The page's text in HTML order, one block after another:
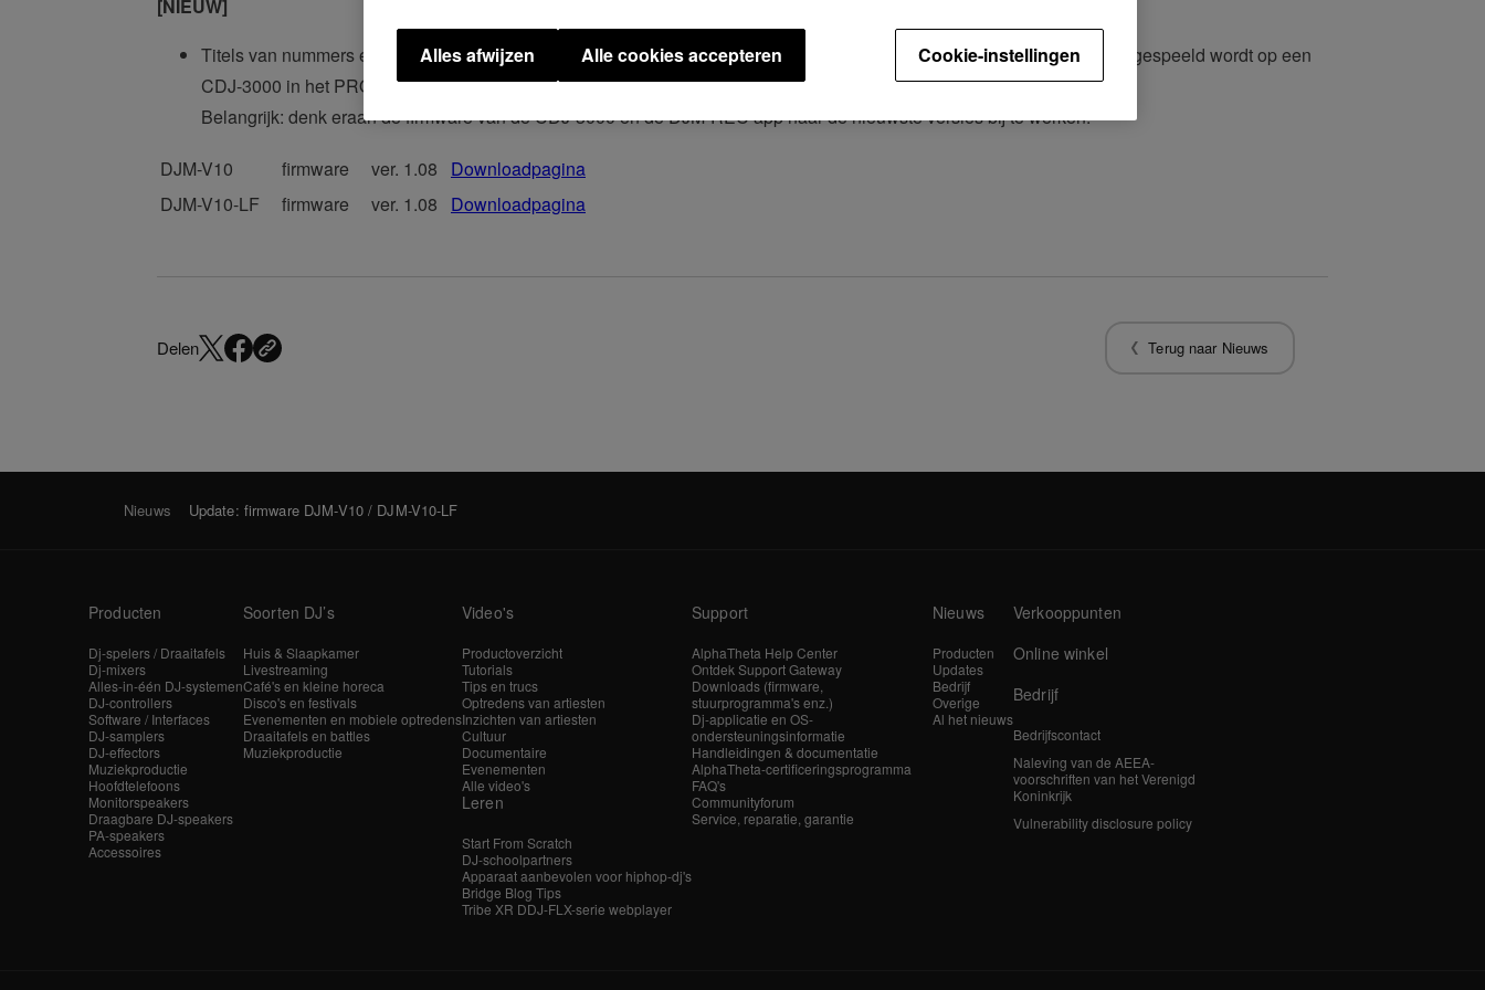
[NIEUW]
Titels van nummers en artiestennamen worden automatisch toegevoegd aan opnames in DJM-REC wanneer muziek afgespeeld wordt op een
CDJ-3000 in het PRO DJ LINK-netwerk.
Belangrijk: denk eraan de firmware van de CDJ-3000 en de DJM-REC app naar de nieuwste versies bij te werken.
DJM-V10 firmware ver. 1.08
Downloadpagina
DJM-V10-LF
firmware ver. 1.08 Downloadpagina
Delen Terug naar Nieuws
Nieuws Update: firmware DJM-V10 / DJM-V10-LF
Producten
Dj-spelers / Draaitafels
Dj-mixers
Alles-in-één DJ-systemen
DJ-controllers
Software / Interfaces
DJ-samplers
DJ-effectors
Muziekproductie
Hoofdtelefoons
Monitorspeakers
Draagbare DJ-speakers
PA-speakers
Accessoires
Soorten DJ’s
Huis & Slaapkamer
Livestreaming
Café's en kleine horeca
Disco's en festivals
Evenementen en mobiele optredens
Draaitafels en battles
Muziekproductie
Video's
Productoverzicht
Tutorials
Tips en trucs
Optredens van artiesten
Inzichten van artiesten
Cultuur
Documentaire
Evenementen
Alle video's
Leren
Start From Scratch
DJ-schoolpartners
Apparaat aanbevolen voor hiphop-dj's
Bridge Blog Tips
Tribe XR DDJ-FLX-serie webplayer
Support
AlphaTheta Help Center
Ontdek Support Gateway
Downloads (firmware,
stuurprogramma's enz.)
Dj-applicatie en OS-
ondersteuningsinformatie
Handleidingen & documentatie
AlphaTheta-certificeringsprogramma
FAQ's
Communityforum
Service, reparatie, garantie
Nieuws
Producten
Updates
Bedrijf
Overige
Al het nieuws
Verkooppunten
Online winkel
Bedrijf
Bedrijfscontact
Naleving van de AEEA-
voorschriften van het Verenigd
Koninkrijk
Vulnerability disclosure policy
Cookie-instellingen
Alles afwijzen Alle cookies accepteren